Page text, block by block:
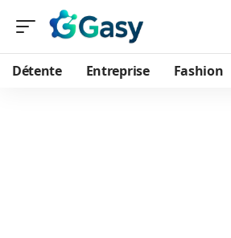
Détente Entreprise Fashion